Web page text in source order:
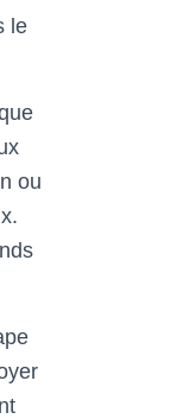
le
ou